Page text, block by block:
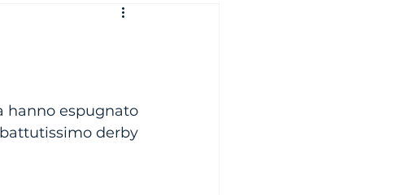
hanno espugnato
derby